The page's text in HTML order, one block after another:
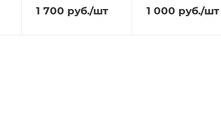
1 700 руб./шт 1 000 руб./шт